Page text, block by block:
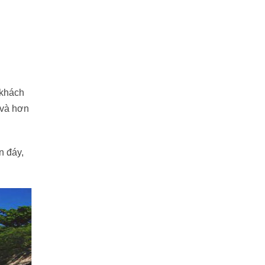
hơn
đáy,